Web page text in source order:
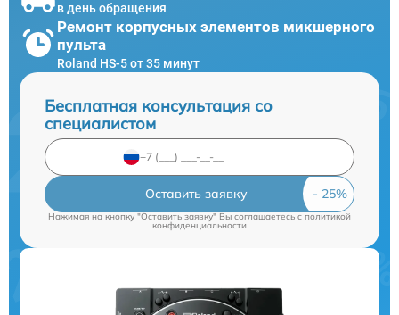
в день обращения
Ремонт корпусных элементов микшерного
пульта
Roland HS-5 от 35 минут
Бесплатная консультация со
специалистом
Оставить заявку
Нажимая на кнопку "Оставить заявку" Вы соглашаетесь cполитикой
конфиденциальности